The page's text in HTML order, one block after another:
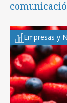
Empresas y